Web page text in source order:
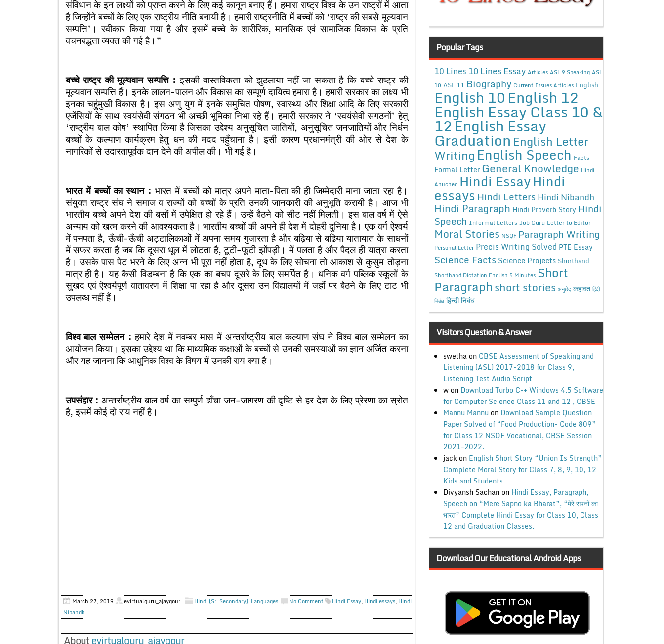
संविधान के इन लक्ष्यों को प्राप्त करने के लिए कई कानून बनाए हैं। हमारा राष्ट्र विश्व के उन राष्ट्रों में आता
है जिन्होंने बच्चों के लिए एक राष्ट्रीय नीति बनायी है। हमारी राष्ट्रनीति में बच्चों को ‘राष्ट्र की सबसे मूल्यवान
सम्पत्ति’। स्वीकार किया गया है और इसमें बच्चे के शारीरिक, मानसिक एवं सामाजिक विकास के प्रति
वचनबद्धता व्यक्त की गई है।”
बच्चे राष्ट्र की मूल्यवान सम्पत्ति : इसकी वास्तविकता को झुठलाया नहीं जा सकता है कि बच्चे राष्ट्र की
मूल्यवान सम्पत्ति हैं। इनके लालन-पालन और विकास का सम्पूर्ण दायित्व हमारा है। हमारी सरकार का लक्ष्य भी
इनका चहुंमुखी विकास है। इस अणु युग में इनके समुचित पोषण, स्वास्थ्य और शिक्षा आदि के लिए सरकारी
एजेंसियों के साथ स्वयंसेवी संगठन भी अच्छी भूमिका निभा रहे हैं। हमारी सरकार ने ‘स्वयंसेवी संगठनों’ हेतु
‘राष्ट्रीय बाल कोष’ स्थापित किया है जिसका उद्देश्य अनुसूचित जातियों, अनुसूचित जनजातियों और निर्धन
बच्चों के कल्याण कार्यक्रम हेतु धन की मदद पहुँचाना है। इसी कारण प्रधानमंत्री की ओर से देश के
नागरिकों से उदारतापूर्वक दान देने की अपील की। भी गई है।
भारत में बच्चों का स्थान : भारत में बच्चों को मात्र अपने माता-पिता की ही जिम्मेदारी माना जाता रहा है।
संयुक्त राष्ट्र संघ ने समाज व राज्यों को बच्चों के प्रति उनकी जानकारी की अनुभूति करायी है। आज भी
भारतीय बच्चे अपने देश की बसों में उपेक्षित हो रहे हैं। उन्हें बैठने को सीट नहीं मिलती। इस बाल वर्ष में ऐसे
अन्याय को खत्म करने की आवश्यकता है। भारतीय बच्चों की अपने ही देश में दोहरी दुनिया है। एक वर्ग ऐश्वर्य
में पनपता है, ऊँची-ऊँची अट्टालिकाओं में अपना समय गुजारता है और बढ़िया से बढिया यातायात के साधनों
में सफर करता है जब कि दूसरा धूल में लोटता है, टूटी-फूटी झोंपड़ी। में पलता है और पैदल ही यात्रा करता
है। उसके पास पेट भरने के लिए अन्न भी पूरा नहीं होता है, दूध के लिए सोचना तो आकाश से कुसुम तोड़ना
मात्र ही है। यह कैसी विडम्बना है कि एक का बचप दूसरे के लिए समर्पित है। धनिक वर्ग पब्लिक स्कूलों के
सुखद एवं ऐश्वर्यपूर्ण वातावरण में शिक्षा पा रहा है और दूसरा उन विद्यालयों में जहाँ पर बैठने के लिए टाट भी
उपलब्ध नहीं हैं।
विश्व बाल सम्मेलन : हमारे देश में नवम्बर मास में अन्तर्राष्ट्रीय बाल कल्याण संघ ने विश्व बाल सम्मेलन का
आयोजन किया। इसका उद्देश्य था कि माध्यमिक कक्षाओं के बच्चों से उनकी समस्याओं का ज्ञान अर्जित करना
और यह जानना कि आधुनिक विश्व के विषय में उनकी राय क्या है।
उपसंहार : अन्तर्राष्ट्रीय बाल वर्ष का सम्पुर्ण ढाँचा जन-जागरण की दृष्टि से हर देश के लिए प्रेरणा का स्रोत
है, इसमें कोई दो राय नहीं है।
March 27, 2019 evirtualguru_ajaygour Hindi (Sr. Secondary), Languages No Comment Hindi Essay, Hindi essays, Hindi
Nibandh
Aboutevirtualguru_ajaygour
Popular Tags
10 Lines 10 Lines Essay Articles ASL 9 Speaking ASL
10 ASL 11 Biography Current Issues Articles English
English 10English 12
English Essay Class 10 &
12English Essay
Graduation English Letter
WritingEnglish Speech Facts
Formal Letter General Knowledge Hindi
Anuched Hindi EssayHindi
essays Hindi Letters Hindi Nibandh
Hindi Paragraph Hindi Proverb Story Hindi
Speech Informal Letters Job Guru Letter to Editor
Moral Stories NSQF Paragraph Writing
Personal Letter Precis Writing Solved PTE Essay
Science Facts Science Projects Shorthand
Shorthand Dictation English 5 Minutes Short
Paragraphshort stories अनुछेद कहावत हिंदी
निबंध हिन्दी निबंध
Visitors Question & Answer
swethaon CBSE Assessment of Speaking and
Listening (ASL) 2017-2018 for Class 9,
Listening Test Audio Script
won Download Turbo C++ Windows 4.5 Software
for Computer Science Class 11 and 12 , CBSE
Mannu Mannu on Download Sample Question
Paper Solved of “Food Production- Code 809”
for Class 12 NSQF Vocational, CBSE Session
2021-2022.
jackon English Short Story “Union Is Strength”
Complete Moral Story for Class 7, 8, 9, 10, 12
Kids and Students.
Divyansh Sachanon Hindi Essay, Paragraph,
Speech on “Mere Sapno ka Bharat”, “मेरे सपनों का
भारत” Complete Hindi Essay for Class 10, Class
12 and Graduation Classes.
Download Our Educational Android Apps